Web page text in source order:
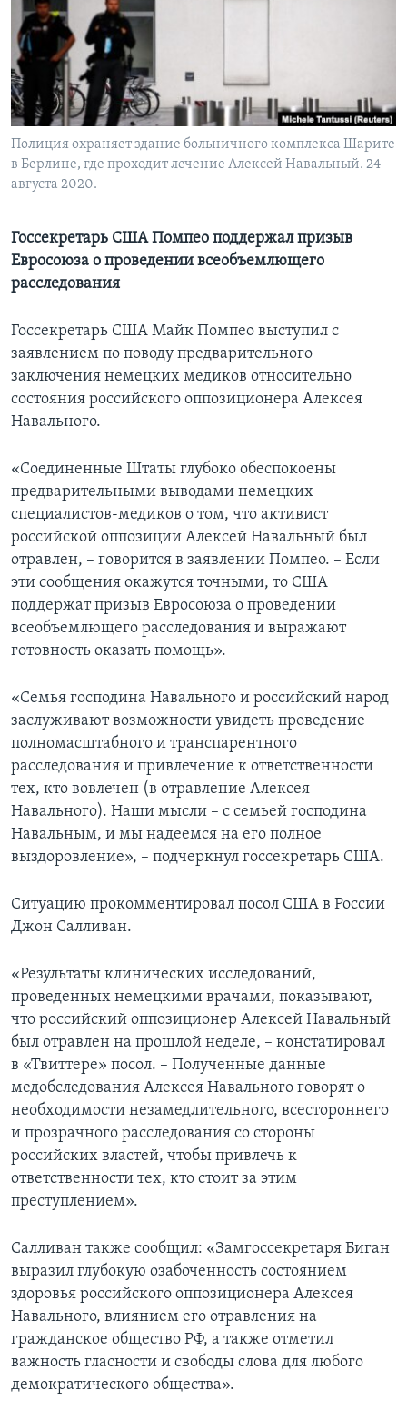
Learning English
СОЦИАЛЬНЫЕ СЕТИ
Языки
Полиция охраняет здание больничного комплекса Шарите
в Берлине, где проходит лечение Алексей Навальный. 24
августа 2020.
Госсекретарь США Помпео поддержал призыв
Евросоюза о проведении всеобъемлющего
расследования
Госсекретарь США Майк Помпео выступил с
заявлением по поводу предварительного
заключения немецких медиков относительно
состояния российского оппозиционера Алексея
Навального.
«Соединенные Штаты глубоко обеспокоены
предварительными выводами немецких
специалистов-медиков о том, что активист
российской оппозиции Алексей Навальный был
отравлен, – говорится в заявлении Помпео. – Если
эти сообщения окажутся точными, то США
поддержат призыв Евросоюза о проведении
всеобъемлющего расследования и выражают
готовность оказать помощь».
«Семья господина Навального и российский народ
заслуживают возможности увидеть проведение
полномасштабного и транспарентного
расследования и привлечение к ответственности
тех, кто вовлечен (в отравление Алексея
Навального). Наши мысли – с семьей господина
Навальным, и мы надеемся на его полное
выздоровление», – подчеркнул госсекретарь США.
Ситуацию прокомментировал посол США в России
Джон Салливан.
«Результаты клинических исследований,
проведенных немецкими врачами, показывают,
что российский оппозиционер Алексей Навальный
был отравлен на прошлой неделе, – констатировал
в «Твиттере» посол. – Полученные данные
медобследования Алексея Навального говорят о
необходимости незамедлительного, всестороннего
и прозрачного расследования со стороны
российских властей, чтобы привлечь к
ответственности тех, кто стоит за этим
преступлением».
Салливан также сообщил: «Замгоссекретаря Биган
выразил глубокую озабоченность состоянием
здоровья российского оппозиционера Алексея
Навального, влиянием его отравления на
гражданское общество РФ, а также отметил
важность гласности и свободы слова для любого
демократического общества».